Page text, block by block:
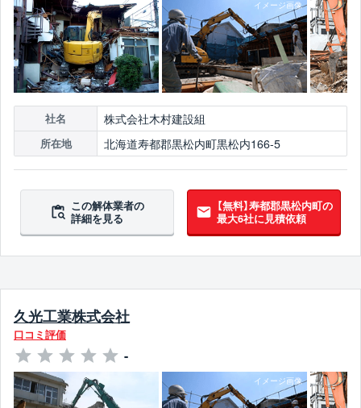
社名 株式会社木村建設組
所在地 北海道寿都郡黒松内町黒松内166-5
この解体業者の
詳細を見る
【無料】寿都郡黒松内町の
最大6社に見積依頼
久光工業株式会社
口コミ評価
-